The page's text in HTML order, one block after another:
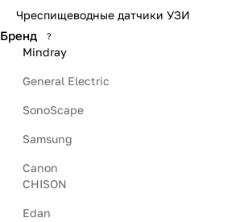
Чреспищеводные датчики УЗИ
Бренд ?
Mindray
General Electric
SonoScape
Samsung
Canon
CHISON
Edan